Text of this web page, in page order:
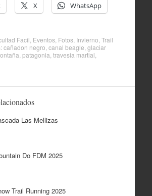
X WhatsApp
Facil Eventos, Fotos, Invierno Trail
cañadon negro canal beagle glaciar
patagonia travesia martial
Las Mellizas
Do FDM 2025
Trail Running 2025